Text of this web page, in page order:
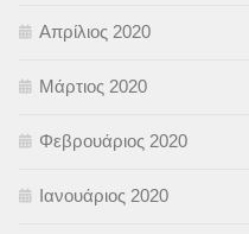
Απρίλιος 2020
Μάρτιος 2020
Φεβρουάριος 2020
Ιανουάριος 2020